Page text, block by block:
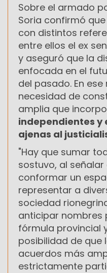
Sobre el armado
Soria confirmó
con distintos
entre ellos el ex
y aseguró que la
enfocada en el
del pasado. En
necesidad de
amplia que
independientes y
ajenas al
"Hay que sumar
sostuvo, al
conformar un
representar a
sociedad
anticipar nombres
fórmula provincial
posibilidad de que
acuerdos más
estrictamente